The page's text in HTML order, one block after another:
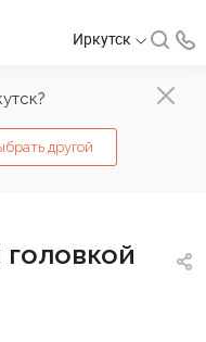
другой
Иркутск